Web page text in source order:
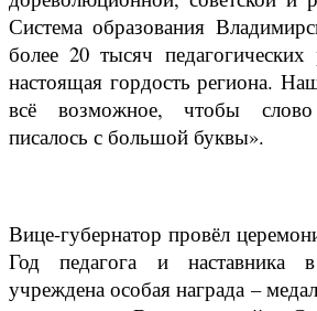
Система образования
более 20 тысяч
настоящая гордость региона.
всё возможное, чтобы
писалось с большой буквы».
Вице-губернатор провёл
Год педагога и наставника
учреждена особая награда –